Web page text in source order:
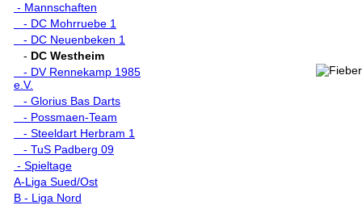
- Mannschaften
- DC Mohrruebe 1
- DC Neuenbeken 1
- DC Westheim
- DV Rennekamp 1985
e.V.
- Glorius Bas Darts
- Possmaen-Team
- Steeldart Herbram 1
- TuS Padberg 09
- Spieltage
A-Liga Sued/Ost
B - Liga Nord